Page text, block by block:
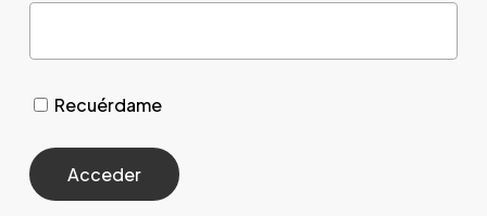
Recuérdame